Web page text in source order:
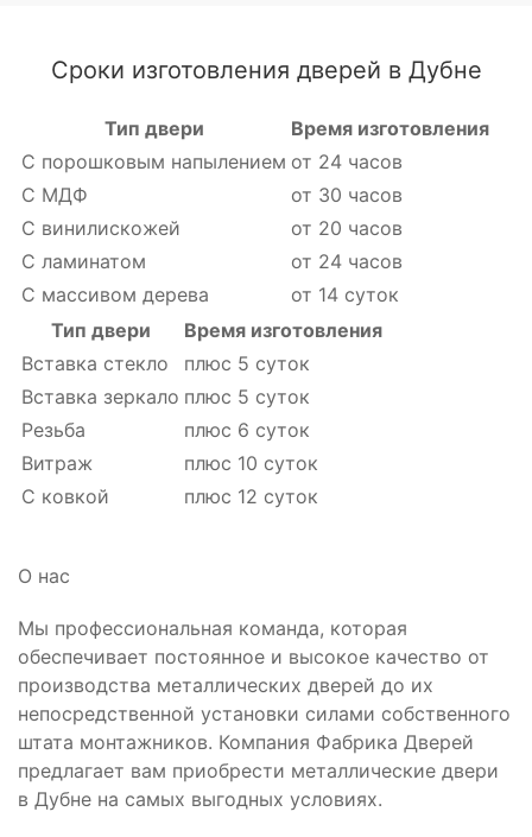
Сроки изготовления дверей в Дубне
Тип двери
Время изготовления
С порошковым напылением от 24 часов
С МДФ
от 30 часов
С винилискожей
от 20 часов
С ламинатом
от 24 часов
С массивом дерева
от 14 суток
Тип двери
Время изготовления
Вставка стекло
плюс 5 суток
Вставка зеркало плюс 5 суток
Резьба
плюс 6 суток
Витраж
плюс 10 суток
С ковкой
плюс 12 суток
О нас
Мы профессиональная команда, которая
обеспечивает постоянное и высокое качество от
производства металлических дверей до их
непосредственной установки силами собственного
штата монтажников. Компания Фабрика Дверей
предлагает вам приобрести металлические двери
в Дубне на самых выгодных условиях.